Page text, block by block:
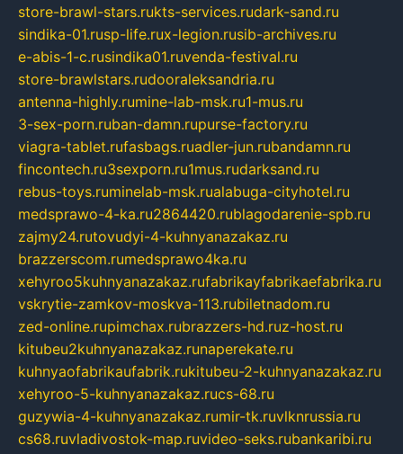
store-brawl-stars.rukts-services.rudark-sand.ru
sindika-01.rusp-life.rux-legion.rusib-archives.ru
e-abis-1-c.rusindika01.ruvenda-festival.ru
store-brawlstars.rudooraleksandria.ru
antenna-highly.rumine-lab-msk.ru1-mus.ru
3-sex-porn.ruban-damn.rupurse-factory.ru
viagra-tablet.rufasbags.ruadler-jun.rubandamn.ru
fincontech.ru3sexporn.ru1mus.rudarksand.ru
rebus-toys.ruminelab-msk.rualabuga-cityhotel.ru
medsprawo-4-ka.ru2864420.rublagodarenie-spb.ru
zajmy24.rutovudyi-4-kuhnyanazakaz.ru
brazzerscom.rumedsprawo4ka.ru
xehyroo5kuhnyanazakaz.rufabrikayfabrikaefabrika.ru
vskrytie-zamkov-moskva-113.rubiletnadom.ru
zed-online.rupimchax.rubrazzers-hd.ruz-host.ru
kitubeu2kuhnyanazakaz.runaperekate.ru
kuhnyaofabrikaufabrik.rukitubeu-2-kuhnyanazakaz.ru
xehyroo-5-kuhnyanazakaz.rucs-68.ru
guzywia-4-kuhnyanazakaz.rumir-tk.ruvlknrussia.ru
cs68.ruvladivostok-map.ruvideo-seks.rubankaribi.ru